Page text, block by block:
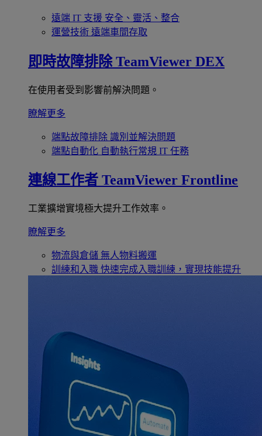
遠端 IT 支援 安全、靈活、整合
運營技術 遠端車間存取
即時故障排除 TeamViewer DEX
在使用者受到影響前解決問題。
瞭解更多
端點故障排除 識別並解決問題
端點自動化 自動執行常規 IT 任務
連線工作者 TeamViewer Frontline
工業擴增實境極大提升工作效率。
瞭解更多
物流與倉儲 無人物料搬運
訓練和入職 快速完成入職訓練，實現技能提升